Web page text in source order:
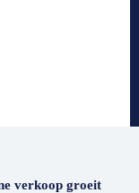
verkoop groeit